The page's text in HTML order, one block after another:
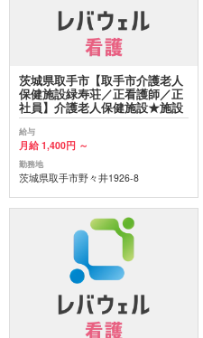
茨城県取手市【取手市介護老人
保健施設緑寿荘／正看護師／正
社員】介護老人保健施設★施設
給与
月給 1,400円 ～
勤務地
茨城県取手市野々井1926-8